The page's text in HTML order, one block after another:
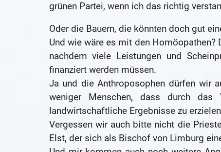
grünen Partei, wenn ich das richtig
Oder die Bauern, die könnten doch gut
Und wie wäre es mit den
nachdem viele Leistungen und
finanziert werden müssen.
Ja und die Anthroposophen dürfen wir
weniger Menschen, dass durch das
landwirtschaftliche Ergebnisse zu
Vergessen wir auch bitte nicht die
Elst, der sich als Bischof von Limburg